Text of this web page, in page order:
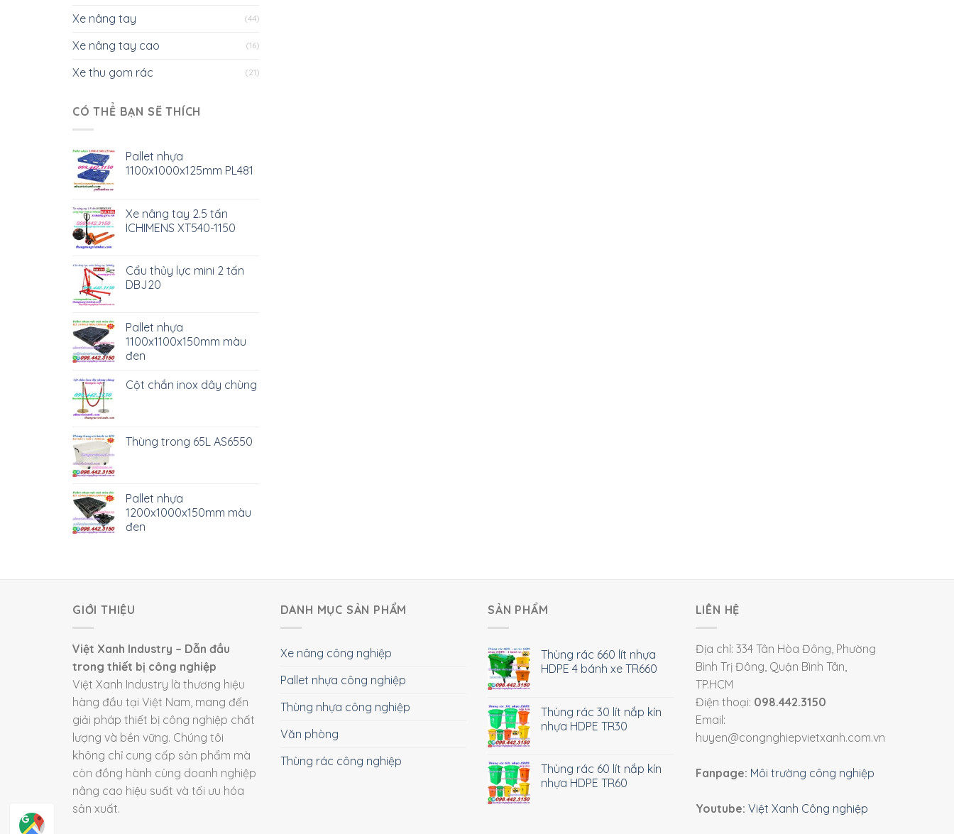
Xe nâng tay (44)
Xe nâng tay cao (16)
Xe thu gom rác (21)
CÓ THỂ BẠN SẼ THÍCH
Pallet nhựa
1100x1000x125mm PL481
Xe nâng tay 2.5 tấn
ICHIMENS XT540-1150
Cẩu thủy lực mini 2 tấn
DBJ20
Pallet nhựa
1100x1100x150mm màu
đen
Cột chắn inox dây chùng
Thùng trong 65L AS6550
Pallet nhựa
1200x1000x150mm màu
đen
GIỚI THIỆU
Việt Xanh Industry – Dẫn đầu
trong thiết bị công nghiệp
Việt Xanh Industry là thương hiệu
hàng đầu tại Việt Nam, mang đến
giải pháp thiết bị công nghiệp chất
lượng và bền vững. Chúng tôi
không chỉ cung cấp sản phẩm mà
còn đồng hành cùng doanh nghiệp
nâng cao hiệu suất và tối ưu hóa
sản xuất.
DANH MỤC SẢN PHẨM
Xe nâng công nghiệp
Pallet nhựa công nghiệp
Thùng nhựa công nghiệp
Văn phòng
Thùng rác công nghiệp
SẢN PHẨM
Thùng rác 660 lít nhựa
HDPE 4 bánh xe TR660
Thùng rác 30 lít nắp kín
nhựa HDPE TR30
Thùng rác 60 lít nắp kín
nhựa HDPE TR60
LIÊN HỆ
Địa chỉ: 334 Tân Hòa Đông, Phường
Bình Trị Đông, Quận Bình Tân,
TP.HCM
Điện thoại: 098.442.3150
Email:
huyen@congnghiepvietxanh.com.vn
Fanpage: Môi trường công nghiệp
Youtube: Việt Xanh Công nghiệp